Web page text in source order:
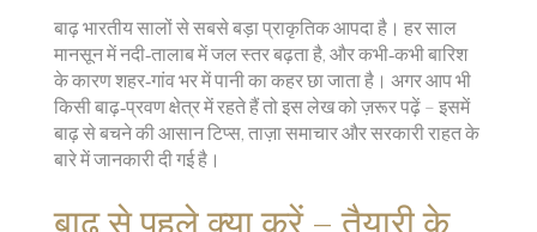
बाढ़ भारतीय सालों से सबसे बड़ा प्राकृतिक आपदा है। हर साल
मानसून में नदी‑तालाब में जल स्तर बढ़ता है, और कभी‑कभी बारिश
के कारण शहर‑गांव भर में पानी का कहर छा जाता है। अगर आप भी
किसी बाढ़‑प्रवण क्षेत्र में रहते हैं तो इस लेख को ज़रूर पढ़ें – इसमें
बाढ़ से बचने की आसान टिप्स, ताज़ा समाचार और सरकारी राहत के
बारे में जानकारी दी गई है।
बाढ़ से पहले क्या करें – तैयारी के